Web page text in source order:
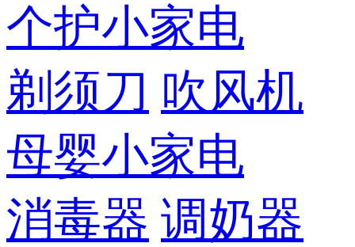
个护小家电
剃须刀 吹风机
母婴小家电
消毒器 调奶器